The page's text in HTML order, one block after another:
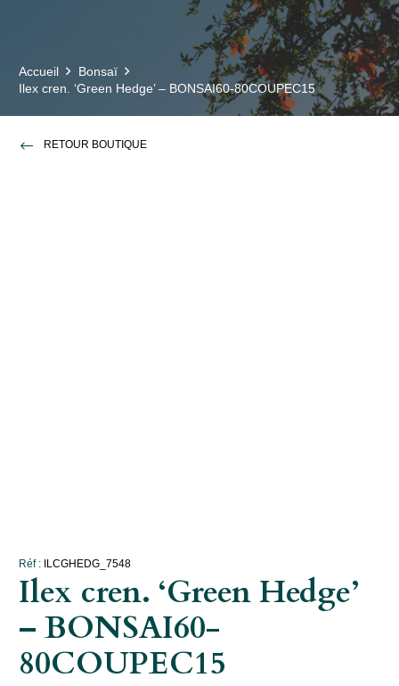
Accueil
Bonsaï
Ilex cren. ‘Green Hedge’ – BONSAI60-80COUPEC15
RETOUR BOUTIQUE
Réf : ILCGHEDG_7548
Ilex cren. ‘Green Hedge’
– BONSAI60-
80COUPEC15